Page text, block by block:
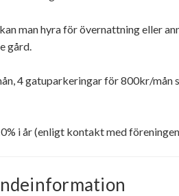
man hyra för övernattning eller
gård.
4 gatuparkeringar för 800kr/mån
i år (enligt kontakt med